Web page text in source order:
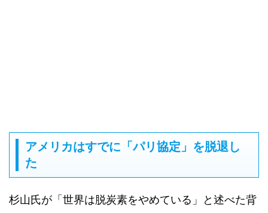
アメリカはすでに「パリ協定」を脱退し
た
杉山氏が「世界は脱炭素をやめている」と述べた背